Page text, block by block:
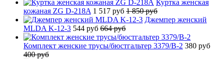
Куртка женская
кожаная ZG D-218A 1 517 руб 1 850 руб
Джемпер женский
MLDA K-12-3 544 руб 664 руб
Комплект женские трусы/бюстгальтер 3379/B-2 380 руб
400 руб